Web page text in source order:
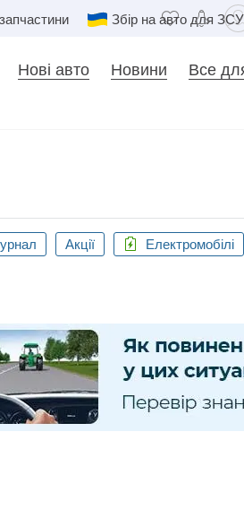
Збір на авто для ЗСУ
Нові авто Новини Все
Акції Електромобілі